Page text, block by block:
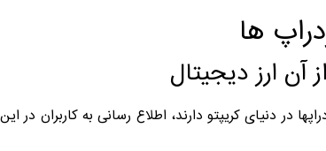
ها
آن ارز دیجیتال
در دنیای کریپتو دارند، اطلاع رسانی به کاربران در